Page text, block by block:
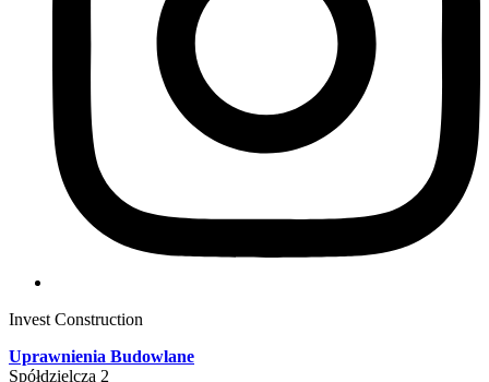
Invest Construction
Uprawnienia Budowlane
Spółdzielcza 2